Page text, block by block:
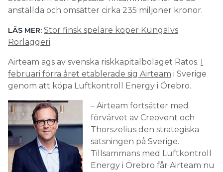
anställda och omsätter cirka 235 miljoner kronor.
LÄS MER: Stor finsk spelare köper Kungälvs
Rörläggeri
Airteam ägs av svenska riskkapitalbolaget Ratos.
februari förra året etablerade sig Airteam i Sverige
genom att köpa Luftkontroll Energy i Örebro.
– Airteam fortsätter med
förvärvet av Creovent och
Thorszelius den strategiska
satsningen på Sverige.
Tillsammans med Luftkontroll
Energy i Örebro får Airteam nu